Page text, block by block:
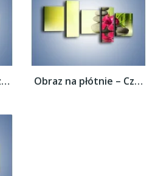
Obraz na płótnie – Czerwony sen o kwiatach... Obraz na płótnie – Czerwony sen o kwiatach...